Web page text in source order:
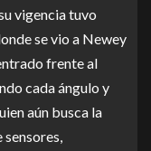
vigencia tuvo
se vio a Newey
frente al
cada ángulo y
aún busca la